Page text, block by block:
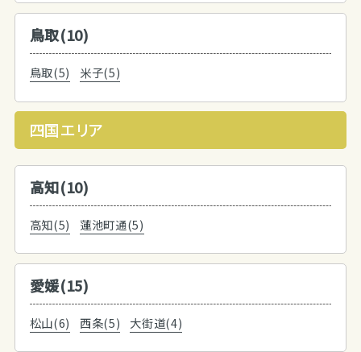
鳥取(10)
鳥取(5) 米子(5)
四国エリア
高知(10)
高知(5) 蓮池町通(5)
愛媛(15)
松山(6) 西条(5) 大街道(4)